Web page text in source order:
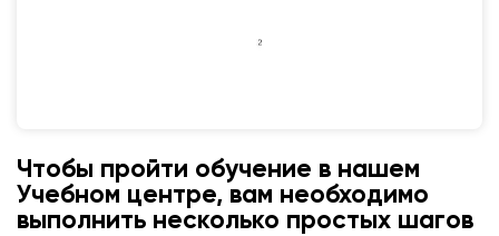
Чтобы пройти обучение в нашем
Учебном центре, вам необходимо
выполнить несколько простых шагов